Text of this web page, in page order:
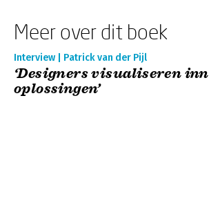
Meer over dit boek
Interview | Patrick van der Pijl
‘Designers visualiseren
oplossingen’